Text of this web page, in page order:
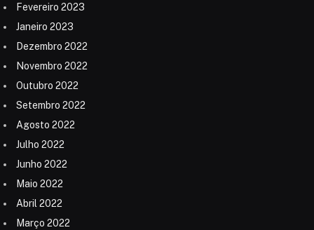
Fevereiro 2023
Janeiro 2023
Dezembro 2022
Novembro 2022
Outubro 2022
Setembro 2022
Agosto 2022
Julho 2022
Junho 2022
Maio 2022
Abril 2022
Março 2022